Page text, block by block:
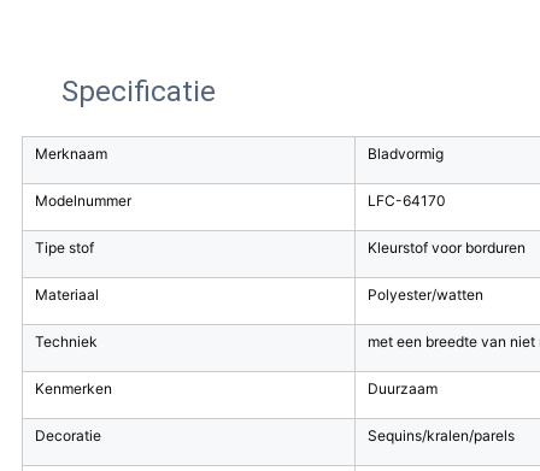
Specificatie
Merknaam Bladvormig
Modelnummer LFC-64170
Tipe stof Kleurstof voor borduren
Materiaal Polyester/watten
Techniek met een breedte van niet
Kenmerken Duurzaam
Decoratie Sequins/kralen/parels